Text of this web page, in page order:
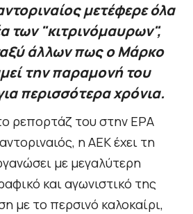
μετέφερε όλα
των "κιτρινόμαυρων",
άλλων πως ο Μάρκο
την παραμονή του
περισσότερα χρόνια.
ρεπορτάζ του στην ΕΡΑ
η ΑΕΚ έχει τη
με μεγαλύτερη
και αγωνιστικό της
με το περσινό καλοκαίρι,